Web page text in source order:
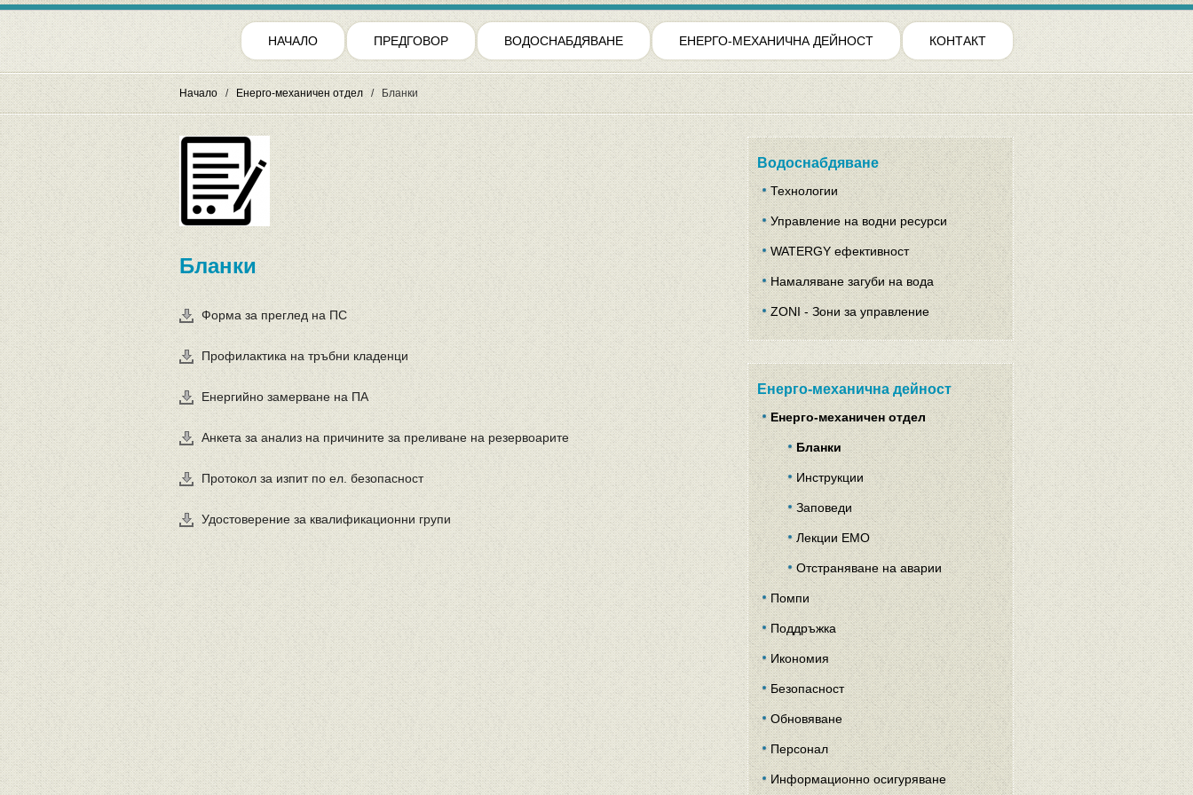
НАЧАЛО ПРЕДГОВОР ВОДОСНАБДЯВАНЕ ЕНЕРГО-МЕХАНИЧНА ДЕЙНОСТ КОНТАКТ
Начало Енерго-механичен отдел Бланки
Бланки
Форма за преглед на ПС
Профилактика на тръбни кладенци
Енергийно замерване на ПА
Анкета за анализ на причините за преливане на резервоарите
Протокол за изпит по ел. безопасност
Удостоверение за квалификационни групи
Водоснабдяване
Технологии
Управление на водни ресурси
WATERGY ефективност
Намаляване загуби на вода
ZONI - Зони за управление
Енерго-механична дейност
Енерго-механичен отдел
Бланки
Инструкции
Заповеди
Лекции ЕМО
Отстраняване на аварии
Помпи
Поддръжка
Икономия
Безопасност
Обновяване
Персонал
Информационно осигуряване